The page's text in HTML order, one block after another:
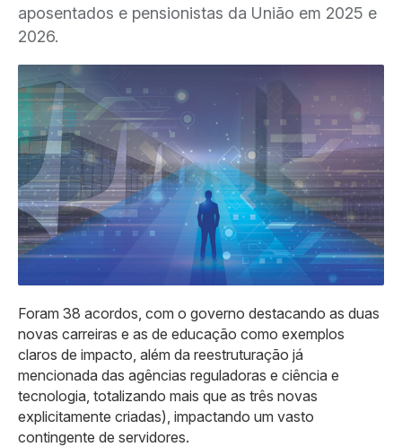
aposentados e pensionistas da União em 2025 e
2026.
Foram 38 acordos, com o governo destacando as duas
novas carreiras e as de educação como exemplos
claros de impacto, além da reestruturação já
mencionada das agências reguladoras e ciência e
tecnologia, totalizando mais que as três novas
explicitamente criadas), impactando um vasto
contingente de servidores.